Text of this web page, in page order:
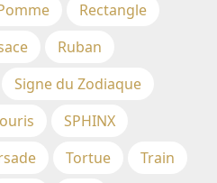
Rectangle
Ruban
Signe du Zodiaque
SPHINX
Tortue
Train